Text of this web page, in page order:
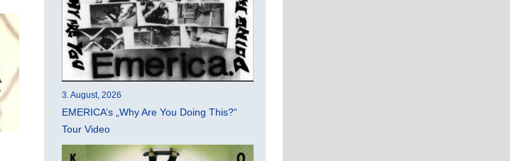
3. August, 2026
EMERICA’s „Why Are You Doing This?“
Tour Video